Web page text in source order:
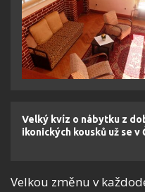
Velký kvíz o nábytku z
ikonických kousků už se
Velkou změnu v